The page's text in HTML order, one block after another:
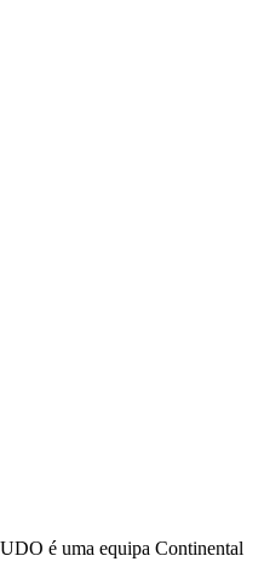
é uma equipa Continental